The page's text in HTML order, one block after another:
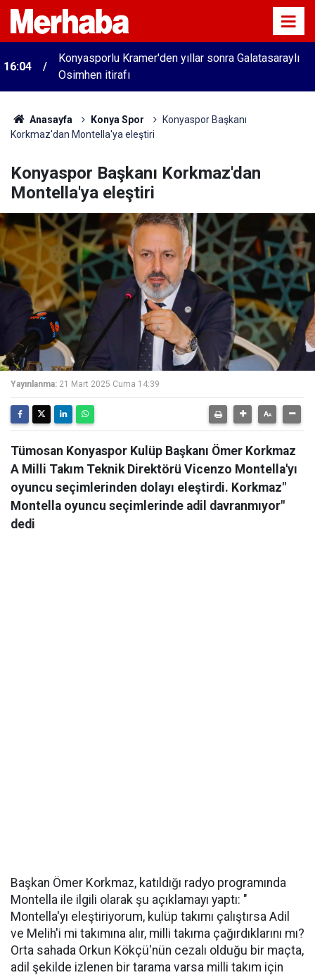
16:04
Konyasporlu Kramer'den yıllar sonra Galatasaraylı
Osimhen itirafı
Anasayfa Konya Spor
Konyaspor Başkanı
Korkmaz'dan Montella'ya eleştiri
Konyaspor Başkanı Korkmaz'dan
Montella'ya eleştiri
Yayınlanma: 21 Mart 2025 Cuma 14:39
Tümosan Konyaspor Kulüp Başkanı Ömer Korkmaz
A Milli Takım Teknik Direktörü Vicenzo Montella'yı
oyuncu seçimlerinden dolayı eleştirdi. Korkmaz"
Montella oyuncu seçimlerinde adil davranmıyor"
dedi
Başkan Ömer Korkmaz, katıldığı radyo programında
Montella ile ilgili olarak şu açıklamayı yaptı: "
Montella'yı eleştiriyorum, kulüp takımı çalıştırsa Adil
ve Melih'i mi takımına alır, milli takıma çağırdıklarını mı?
Orta sahada Orkun Kökçü'nün cezalı olduğu bir maçta,
adil şekilde izlenen bir tarama varsa milli takım için